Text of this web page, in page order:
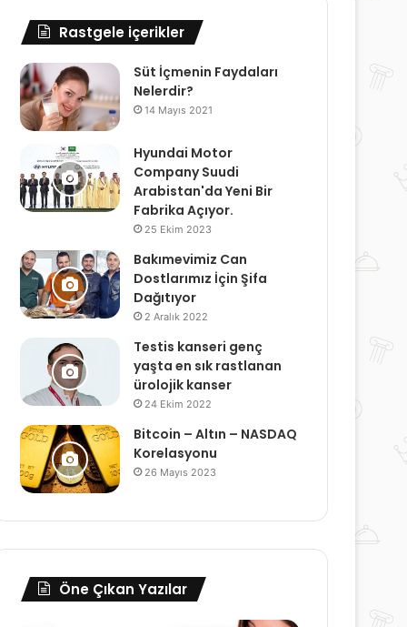
Rastgele içerikler
Süt İçmenin Faydaları
Nelerdir?
14 Mayıs 2021
Hyundai Motor
Company Suudi
Arabistan'da Yeni Bir
Fabrika Açıyor.
25 Ekim 2023
Bakımevimiz Can
Dostlarımız İçin Şifa
Dağıtıyor
2 Aralık 2022
Testis kanseri genç
yaşta en sık rastlanan
ürolojik kanser
24 Ekim 2022
Bitcoin – Altın – NASDAQ
Korelasyonu
26 Mayıs 2023
Öne Çıkan Yazılar